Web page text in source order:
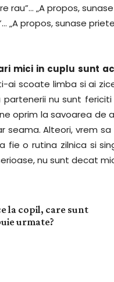
rau”… „A propos,
„A propos, sunase
mici in cuplu sunt
scoate limba si ai
partenerii nu sunt
oprim la savoarea
Alteori, vrem
fie o rutina zilnica si
nu sunt decat
la copil, care sunt
urmate?